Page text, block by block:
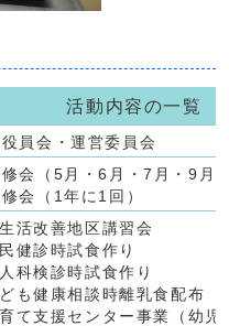
活動内容の一覧
員会・運営委員会
会（5月・6月・7月・9月
会（1年に1回）
活改善地区講習会
健診時試食作り
科検診時試食作り
も健康相談時離乳食配布
て支援センター事業（幼児